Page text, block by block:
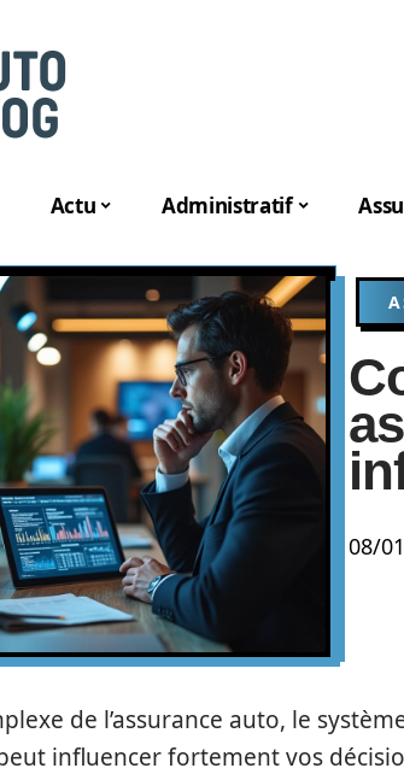
Actu Administratif
08/
de l’assurance auto, le
influencer fortement vos